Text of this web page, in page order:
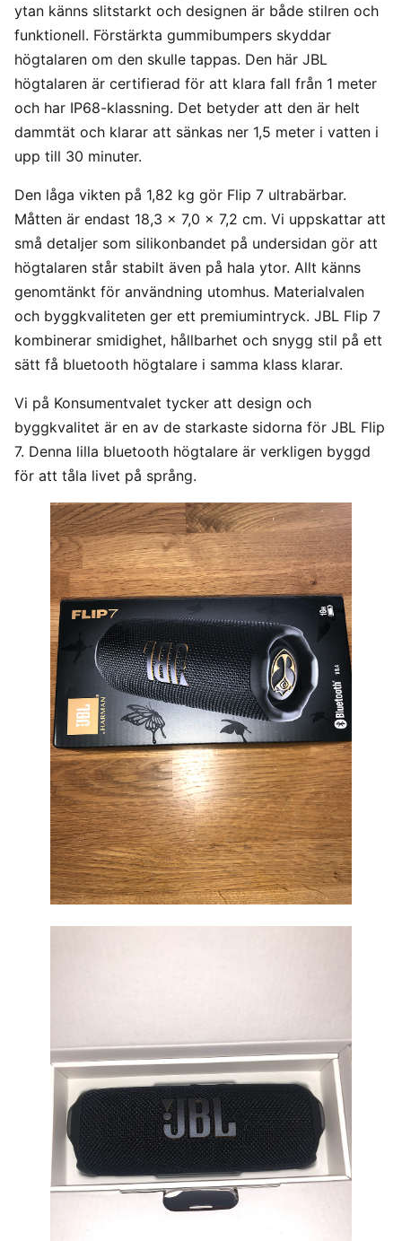
ytan känns slitstarkt och designen är både stilren och
funktionell. Förstärkta gummibumpers skyddar
högtalaren om den skulle tappas. Den här JBL
högtalaren är certifierad för att klara fall från 1 meter
och har IP68-klassning. Det betyder att den är helt
dammtät och klarar att sänkas ner 1,5 meter i vatten i
upp till 30 minuter.
Den låga vikten på 1,82 kg gör Flip 7 ultrabärbar.
Måtten är endast 18,3 x 7,0 x 7,2 cm. Vi uppskattar att
små detaljer som silikonbandet på undersidan gör att
högtalaren står stabilt även på hala ytor. Allt känns
genomtänkt för användning utomhus. Materialvalen
och byggkvaliteten ger ett premiumintryck. JBL Flip 7
kombinerar smidighet, hållbarhet och snygg stil på ett
sätt få bluetooth högtalare i samma klass klarar.
Vi på Konsumentvalet tycker att design och
byggkvalitet är en av de starkaste sidorna för JBL Flip
7. Denna lilla bluetooth högtalare är verkligen byggd
för att tåla livet på språng.